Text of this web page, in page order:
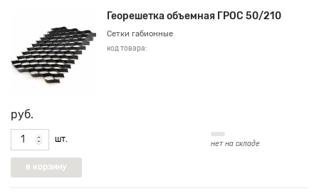
Георешетка объемная ГРОС 50/210
Сетки габионные
код товара:
руб.
шт. нет на складе